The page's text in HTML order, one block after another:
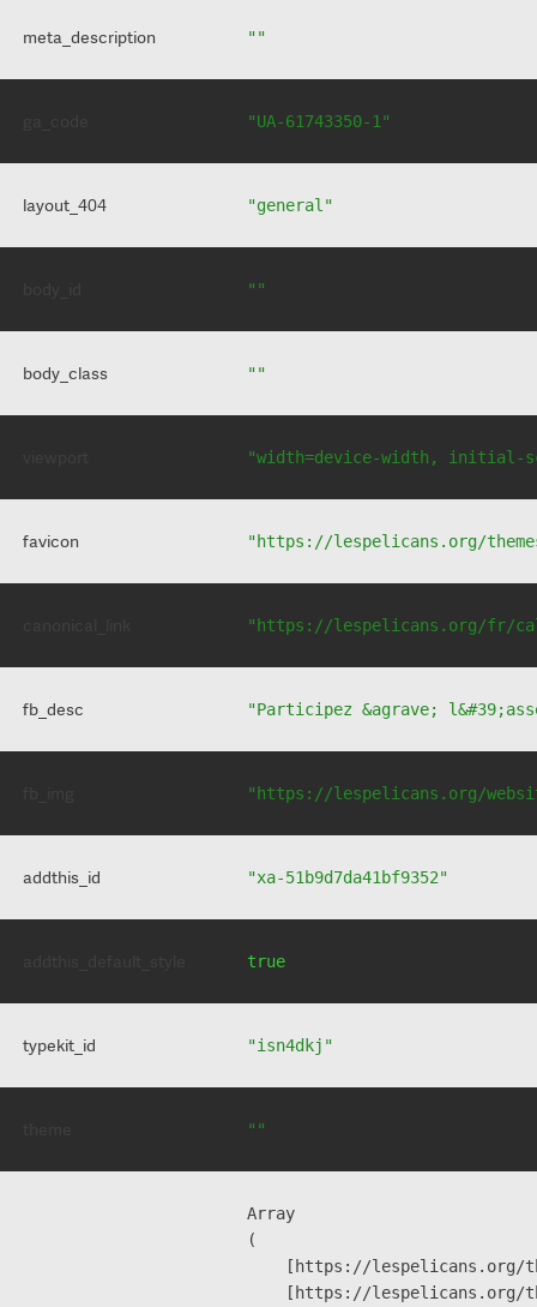
meta_description ""
"UA-61743350-1"
layout_404 "general"
""
body_class ""
"width=device-width, initial-
favicon "https://lespelicans.org/
"https://lespelicans.org/fr/
fb_desc "Participez &agrave;
"https://lespelicans.org/
addthis_id "xa-51b9d7da41bf9352"
true
typekit_id "isn4dkj"
""
Array
(
[https://
[https://